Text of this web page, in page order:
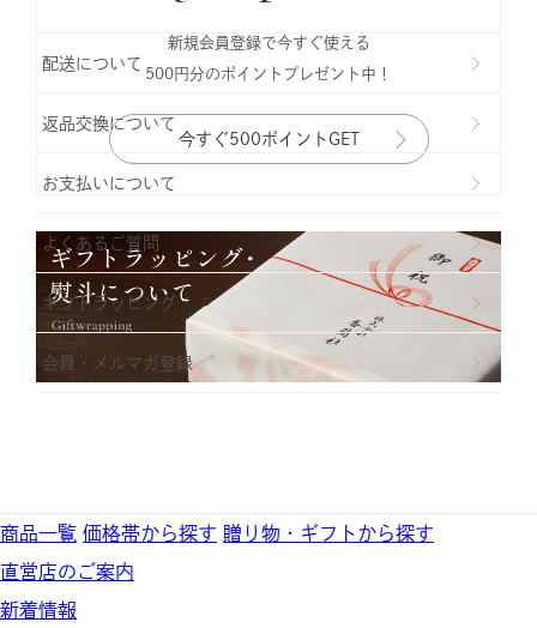
配送について
返品交換について
お支払いについて
よくあるご質問
ギフトラッビング
会員・メルマガ登録
新規会員登録で今すぐ使える
500円分のポイントプレゼント中！
今すぐ500ポイントGET
商品一覧 価格帯から探す 贈り物・ギフトから探す
直営店のご案内
新着情報